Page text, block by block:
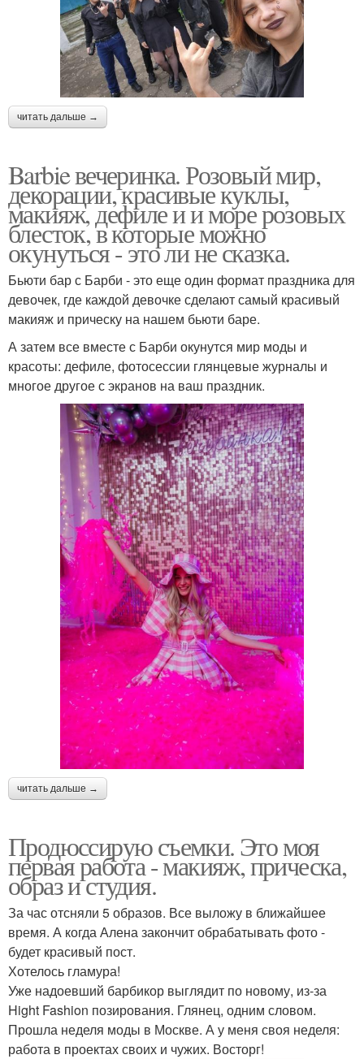
читать дальше →
Barbie вечеринка. Розовый мир,
декорации, красивые куклы,
макияж, дефиле и и море розовых
блесток, в которые можно
окунуться - это ли не сказка.
Бьюти бар с Барби - это еще один формат праздника для
девочек, где каждой девочке сделают самый красивый
макияж и прическу на нашем бьюти баре.
А затем все вместе с Барби окунутся мир моды и
красоты: дефиле, фотосессии глянцевые журналы и
многое другое с экранов на ваш праздник.
читать дальше →
Продюссирую съемки. Это моя
первая работа - макияж, прическа,
образ и студия.
За час отсняли 5 образов. Все выложу в ближайшее
время. А когда Алена закончит обрабатывать фото -
будет красивый пост.
Хотелось гламура!
Уже надоевший барбикор выглядит по новому, из-за
Hight Fashion позирования. Глянец, одним словом.
Прошла неделя моды в Москве. А у меня своя неделя:
работа в проектах своих и чужих. Восторг!